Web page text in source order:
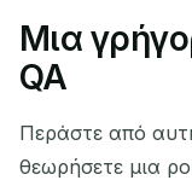
Μια
QA
Περάστε από
θεωρήσετε μια